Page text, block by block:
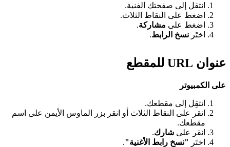
انتقل إلى صفحتك الفنية.
اضغط على النقاط الثلاث.
اضغط على مشاركة.
اختَر نسخ الرابط.
عنوان URL للمقطع
على الكمبيوتر
انتقِل إلى مقطعك.
انقر على النقاط الثلاث أو انقر بزر الماوس الأيمن على اسم
مقطعك.
انقر على شارك.
اختَر
"نسخ رابط الأغنية".